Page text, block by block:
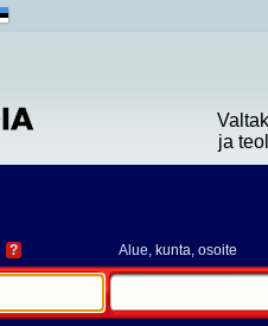
ja
? Alue, kunta, osoite